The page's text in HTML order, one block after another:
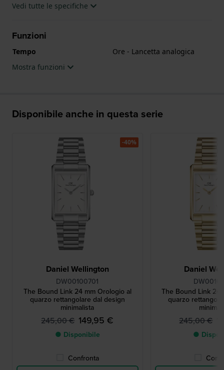
Vedi tutte le specifiche
Funzioni
Tempo
Ore - Lancetta analogica
Mostra funzioni
Disponibile anche in questa serie
Daniel Wellington
DW00100701
The Bound Link 24 mm Orologio al
quarzo rettangolare dal design
minimalista
245,00 € 149,95 €
● Disponibile
Confronta
-40%
Daniel
The Bound Link 24
quarzo
245,00 €
●